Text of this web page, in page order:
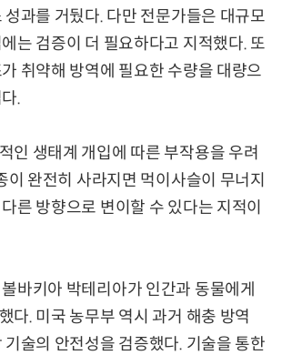
과를 거뒀다. 다만 전문가들은 대규모
는 검증이 더 필요하다고 지적했다. 또
취약해 방역에 필요한 수량을 대량으
.
인 생태계 개입에 따른 부작용을 우려
이 완전히 사라지면 먹이사슬이 무너지
른 방향으로 변이할 수 있다는 지적이
바키아 박테리아가 인간과 동물에게
다. 미국 농무부 역시 과거 해충 방역
기술의 안전성을 검증했다. 기술을 통한